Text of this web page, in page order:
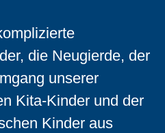
die Neugierde, der
unserer
Kita-Kinder und der
Kinder aus